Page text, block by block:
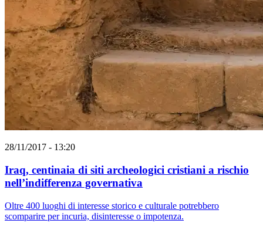
28/11/2017 - 13:20
Iraq, centinaia di siti archeologici cristiani a rischio
nell’indifferenza governativa
Oltre 400 luoghi di interesse storico e culturale potrebbero
scomparire per incuria, disinteresse o impotenza.